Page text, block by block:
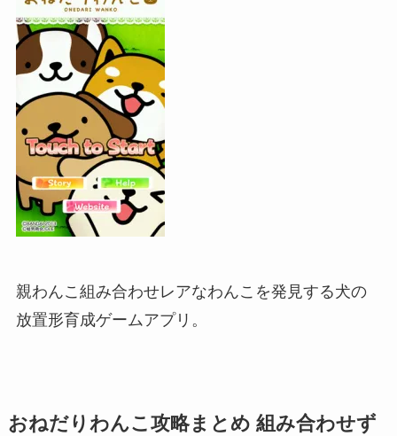
親わんこ組み合わせレアなわんこを発見する犬の
放置形育成ゲームアプリ。
おねだりわんこ攻略まとめ 組み合わせず